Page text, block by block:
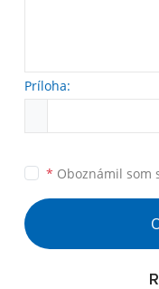
Príloha:
* Oboznámil som